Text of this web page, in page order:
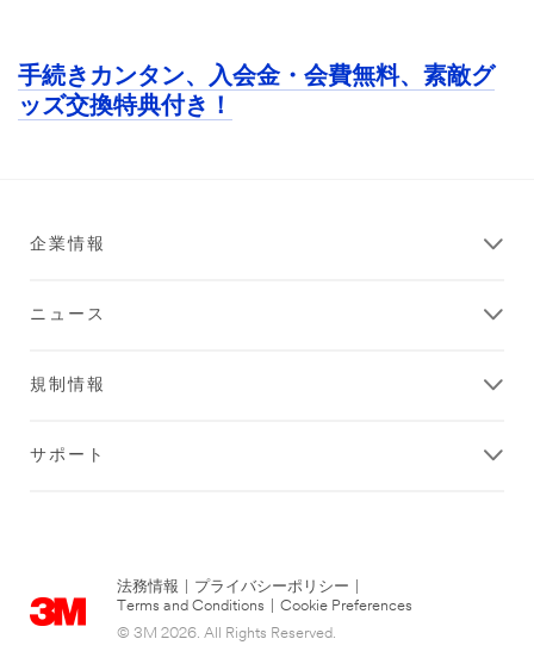
手続きカンタン、入会金・会費無料、素敵グ
ッズ交換特典付き！
企業情報
ニュース
規制情報
サポート
法務情報 プライバシーポリシー
Terms and Conditions
Cookie Preferences
© 3M 2026. All Rights Reserved.